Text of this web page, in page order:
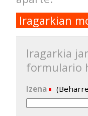
Iragarkian
Iragarkia
formulario
Izena